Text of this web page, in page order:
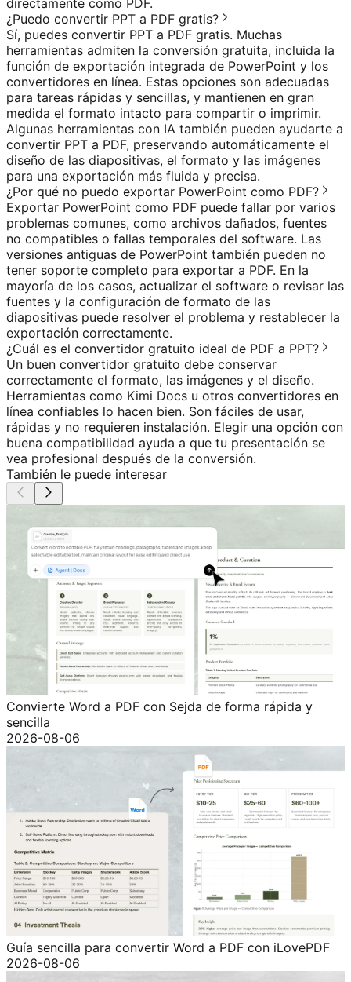
¿Puedo convertir PPT a PDF gratis?
Sí, puedes convertir PPT a PDF gratis. Muchas
herramientas admiten la conversión gratuita, incluida la
función de exportación integrada de PowerPoint y los
convertidores en línea. Estas opciones son adecuadas
para tareas rápidas y sencillas, y mantienen en gran
medida el formato intacto para compartir o imprimir.
Algunas herramientas con IA también pueden ayudarte a
convertir PPT a PDF, preservando automáticamente el
diseño de las diapositivas, el formato y las imágenes
para una exportación más fluida y precisa.
¿Por qué no puedo exportar PowerPoint como PDF?
Exportar PowerPoint como PDF puede fallar por varios
problemas comunes, como archivos dañados, fuentes
no compatibles o fallas temporales del software. Las
versiones antiguas de PowerPoint también pueden no
tener soporte completo para exportar a PDF. En la
mayoría de los casos, actualizar el software o revisar las
fuentes y la configuración de formato de las
diapositivas puede resolver el problema y restablecer la
exportación correctamente.
¿Cuál es el convertidor gratuito ideal de PDF a PPT?
Un buen convertidor gratuito debe conservar
correctamente el formato, las imágenes y el diseño.
Herramientas como Kimi Docs u otros convertidores en
línea confiables lo hacen bien. Son fáciles de usar,
rápidas y no requieren instalación. Elegir una opción con
buena compatibilidad ayuda a que tu presentación se
vea profesional después de la conversión.
También le puede interesar
Convierte Word a PDF con Sejda de forma rápida y
sencilla
2026-08-06
Guía sencilla para convertir Word a PDF con iLovePDF
2026-08-06